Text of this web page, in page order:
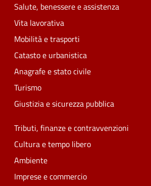
Salute, benessere e assistenza
Vita lavorativa
Mobilità e trasporti
Catasto e urbanistica
Anagrafe e stato civile
Turismo
Giustizia e sicurezza pubblica
Tributi, finanze e contravvenzioni
Cultura e tempo libero
Ambiente
Imprese e commercio